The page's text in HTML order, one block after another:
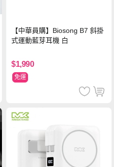
【中華員購】Biosong B7 斜掛
式運動藍芽耳機 白
$1,990
免運